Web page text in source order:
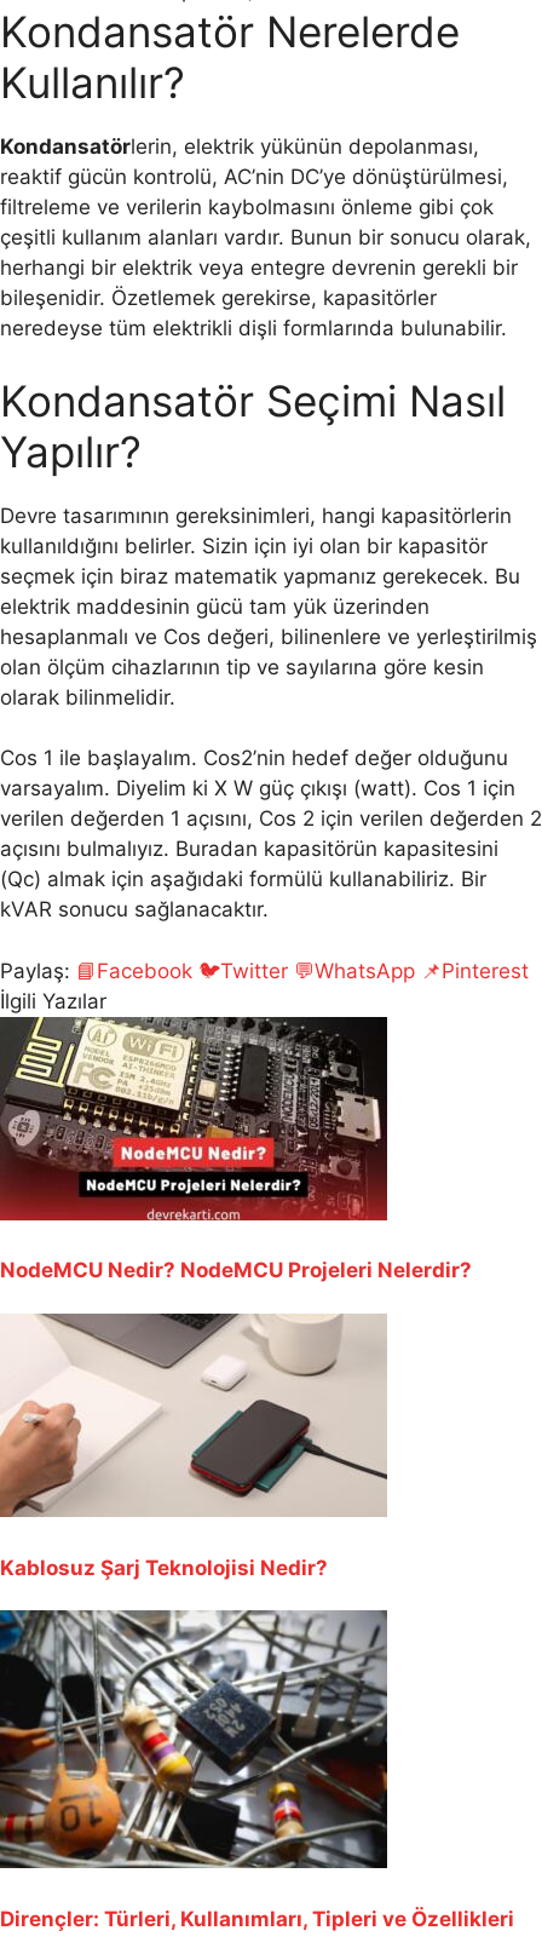
Kondansatör Nerelerde
Kullanılır?
Kondansatörlerin, elektrik yükünün depolanması,
reaktif gücün kontrolü, AC’nin DC’ye dönüştürülmesi,
filtreleme ve verilerin kaybolmasını önleme gibi çok
çeşitli kullanım alanları vardır. Bunun bir sonucu olarak,
herhangi bir elektrik veya entegre devrenin gerekli bir
bileşenidir. Özetlemek gerekirse, kapasitörler
neredeyse tüm elektrikli dişli formlarında bulunabilir.
Kondansatör Seçimi Nasıl
Yapılır?
Devre tasarımının gereksinimleri, hangi kapasitörlerin
kullanıldığını belirler. Sizin için iyi olan bir kapasitör
seçmek için biraz matematik yapmanız gerekecek. Bu
elektrik maddesinin gücü tam yük üzerinden
hesaplanmalı ve Cos değeri, bilinenlere ve yerleştirilmiş
olan ölçüm cihazlarının tip ve sayılarına göre kesin
olarak bilinmelidir.
Cos 1 ile başlayalım. Cos2’nin hedef değer olduğunu
varsayalım. Diyelim ki X W güç çıkışı (watt). Cos 1 için
verilen değerden 1 açısını, Cos 2 için verilen değerden 2
açısını bulmalıyız. Buradan kapasitörün kapasitesini
(Qc) almak için aşağıdaki formülü kullanabiliriz. Bir
kVAR sonucu sağlanacaktır.
Paylaş: 📘 Facebook 🐦Twitter 💬WhatsApp 📌Pinterest
İlgili Yazılar
NodeMCU Nedir? NodeMCU Projeleri Nelerdir?
Kablosuz Şarj Teknolojisi Nedir?
Dirençler: Türleri, Kullanımları, Tipleri ve Özellikleri